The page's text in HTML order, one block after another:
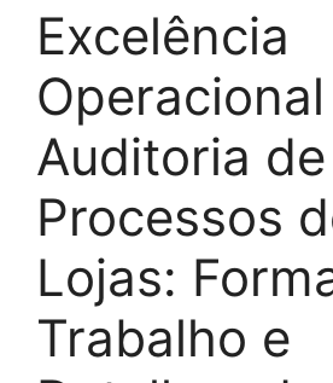
Excelência
Operacional
Auditoria de
Processos
Lojas:
Trabalho e